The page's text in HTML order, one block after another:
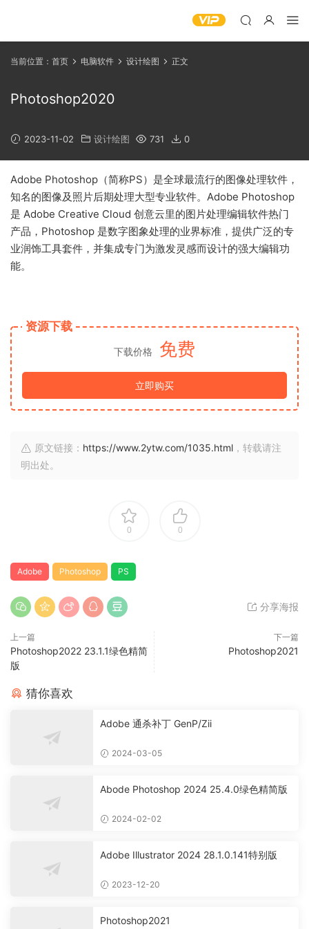
当前位置： 首页 电脑软件 设计绘图 正文
Photoshop2020
2023-11-02 设计绘图 731 0
Adobe Photoshop（简称PS）是全球最流行的图像处理软件，
知名的图像及照片后期处理大型专业软件。Adobe Photoshop
是 Adobe Creative Cloud 创意云里的图片处理编辑软件热门
产品，Photoshop 是数字图象处理的业界标准，提供广泛的专
业润饰工具套件，并集成专门为激发灵感而设计的强大编辑功
能。
资源下载
下载价格 免费
立即购买
原文链接： https://www.2ytw.com/1035.html ，转载请注
明出处。
0 0
Adobe Photoshop PS
分享海报
上一篇
Photoshop2022 23.1.1绿色精简
版
下一篇
Photoshop2021
猜你喜欢
Adobe 通杀补丁 GenP/Zii
2024-03-05
Abode Photoshop 2024 25.4.0绿色精简版
2024-02-02
Adobe Illustrator 2024 28.1.0.141特别版
2023-12-20
Photoshop2021